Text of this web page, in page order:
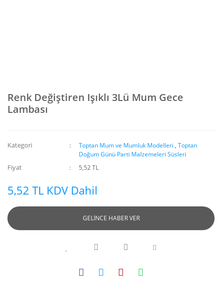
Renk Değiştiren Işıklı 3Lü Mum Gece
Lambası
Kategori Toptan Mum ve Mumluk Modelleri ,Toptan
Doğum Günü Parti Malzemeleri Süsleri
Fiyat 5,52 TL
5,52 TL KDV Dahil
GELİNCE HABER VER